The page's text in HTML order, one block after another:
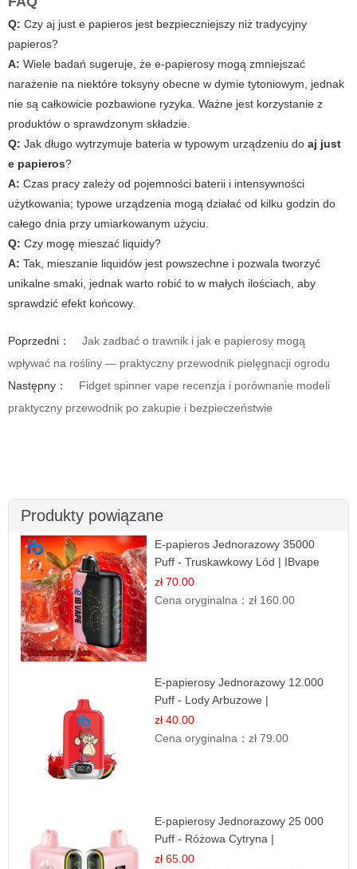
Q: Czy aj just e papieros jest bezpieczniejszy niż tradycyjny
papieros?
A: Wiele badań sugeruje, że e-papierosy mogą zmniejszać
narażenie na niektóre toksyny obecne w dymie tytoniowym, jednak
nie są całkowicie pozbawione ryzyka. Ważne jest korzystanie z
produktów o sprawdzonym składzie.
Q: Jak długo wytrzymuje bateria w typowym urządzeniu do aj just
e papieros?
A: Czas pracy zależy od pojemności baterii i intensywności
użytkowania; typowe urządzenia mogą działać od kilku godzin do
całego dnia przy umiarkowanym użyciu.
Q: Czy mogę mieszać liquidy?
A: Tak, mieszanie liquidów jest powszechne i pozwala tworzyć
unikalne smaki, jednak warto robić to w małych ilościach, aby
sprawdzić efekt końcowy.
Poprzedni：
Jak zadbać o trawnik i jak e papierosy mogą
wpływać na rośliny — praktyczny przewodnik pielęgnacji ogrodu
Następny：
Fidget spinner vape recenzja i porównanie modeli
praktyczny przewodnik po zakupie i bezpieczeństwie
Produkty powiązane
E-papieros Jednorazowy 35000
Puff - Truskawkowy Lód | IBvape
zł 70.00
Cena oryginalna：zł 160.00
E-papierosy Jednorazowy 12.000
Puff - Lody Arbuzowe |
Orzeźwiający Smak
zł 40.00
Cena oryginalna：zł 79.00
E-papierosy Jednorazowy 25 000
Puff - Różowa Cytryna |
Orzeźwiający Owoc
zł 65.00